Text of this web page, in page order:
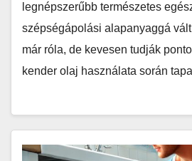
legnépszerűbb természetes
szépségápolási alapanyaggá
már róla, de kevesen tudják
kender olaj használata során